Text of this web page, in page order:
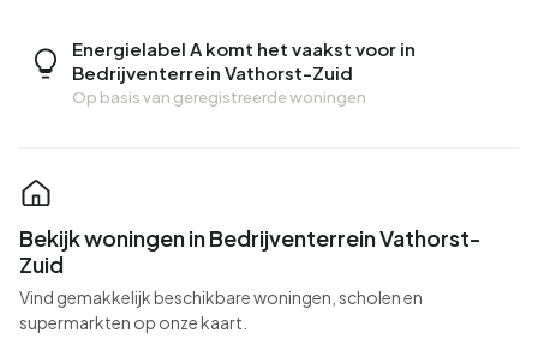
Energielabel A komt het vaakst voor in
Bedrijventerrein Vathorst-Zuid
Op basis van geregistreerde woningen
Bekijk woningen in Bedrijventerrein Vathorst-
Zuid
Vind gemakkelijk beschikbare woningen, scholen en
supermarkten op onze kaart.